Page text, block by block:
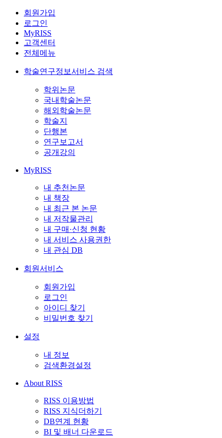
회원가입
로그인
MyRISS
고객센터
전체메뉴
학술연구정보서비스 검색
학위논문
국내학술논문
해외학술논문
학술지
단행본
연구보고서
공개강의
MyRISS
내 추천논문
내 책장
내 최근 본 논문
내 저작물관리
내 구매·신청 현황
내 서비스 사용권한
내 관심 DB
회원서비스
회원가입
로그인
아이디 찾기
비밀번호 찾기
설정
내 정보
검색환경설정
About RISS
RISS 이용방법
RISS 지식더하기
DB연계 현황
BI 및 배너 다운로드